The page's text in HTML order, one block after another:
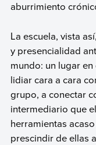
aburrimiento
La escuela, vista
y presencialidad
mundo: un lugar
lidiar cara a cara
grupo, a conectar
intermediario que
herramientas
prescindir de ellas